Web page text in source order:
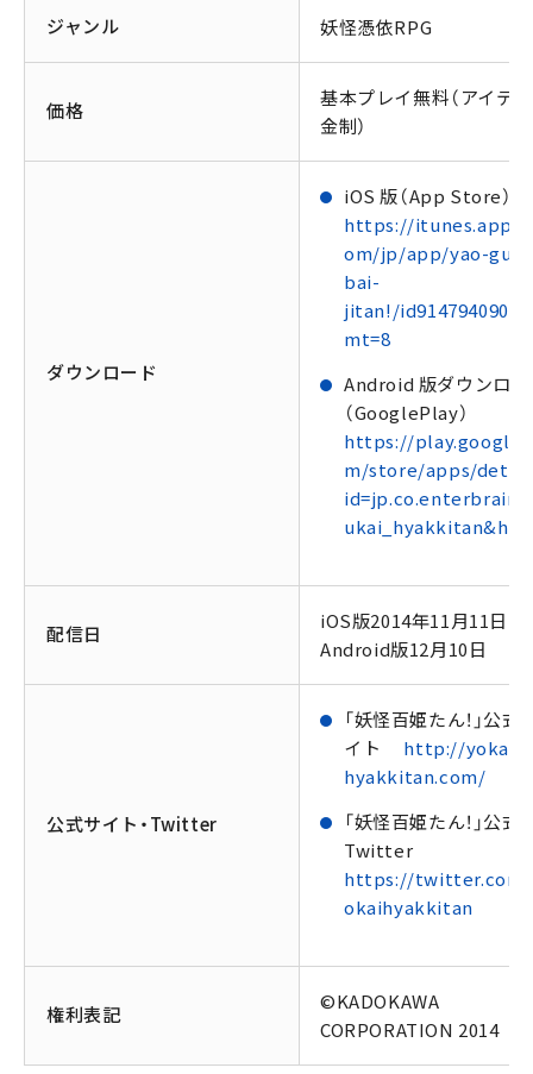
ジャンル 妖怪憑依RPG
価格
基本プレイ無料（アイテ
金制）
ダウンロード
iOS 版（App Store）
https://
om/jp/app/yao-
bai-
jitan!/id914794090?
mt=8
Android 版ダウンロ
（GooglePlay）
https://
m/store/apps/
配信日
iOS版2014年11月11日
Android版12月10日
公式サイト・Twitter
「妖怪百姫たん！」公式
イト http://yokai-
hyakkitan.com/
「妖怪百姫たん！」公式
Twitter
https://
okaihyakkitan
権利表記
©KADOKAWA
CORPORATION 2014